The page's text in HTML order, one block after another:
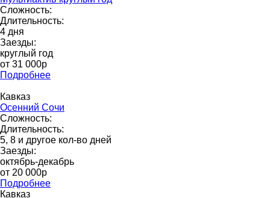
Сложность:
Длительность:
4 дня
Заезды:
круглый год
от 31 000p
Подробнее
Кавказ
Осенний Сочи
Сложность:
Длительность:
5, 8 и другое кол-во дней
Заезды:
октябрь-декабрь
от 20 000p
Подробнее
Кавказ